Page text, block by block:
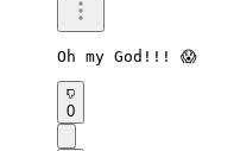
Oh my God!!! 😱
0